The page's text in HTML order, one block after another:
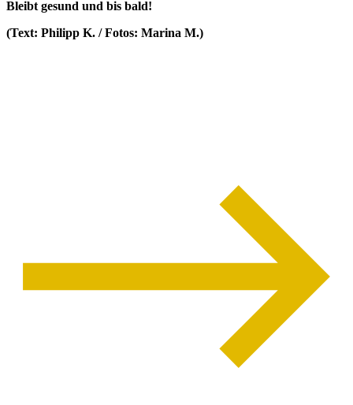
Bleibt gesund und bis bald!
(Text: Philipp K. / Fotos: Marina M.)